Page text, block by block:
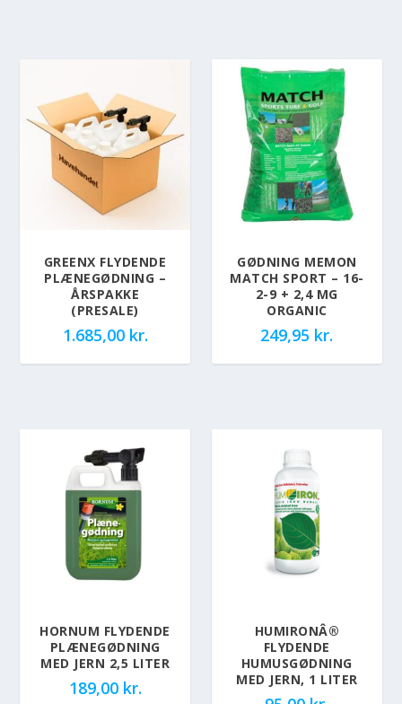
GREENX FLYDENDE
PLÆNEGØDNING –
ÅRSPAKKE
(PRESALE)
1.685,00 kr.
GØDNING MEMON
MATCH SPORT – 16-
2-9 + 2,4 MG
ORGANIC
249,95 kr.
HORNUM FLYDENDE
PLÆNEGØDNING
MED JERN 2,5 LITER
189,00 kr.
HUMIRONÂ®
FLYDENDE
HUMUSGØDNING
MED JERN, 1 LITER